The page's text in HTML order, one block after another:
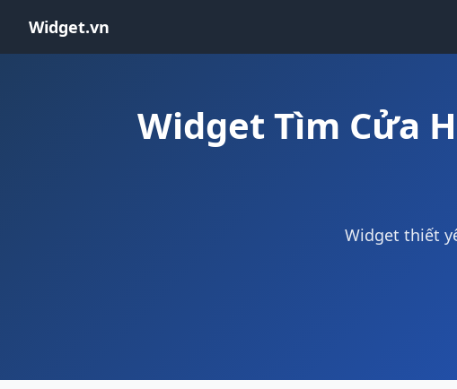
Widget.vn
Widget Tìm Cửa
Widget thiết